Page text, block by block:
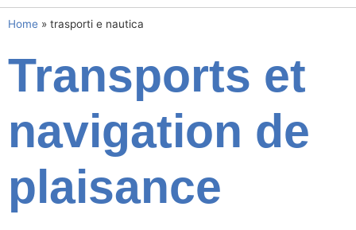
Home » trasporti e nautica
Transports et
navigation de
plaisance